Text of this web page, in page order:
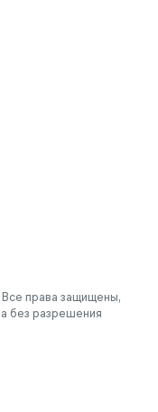
права защищены,
без разрешения